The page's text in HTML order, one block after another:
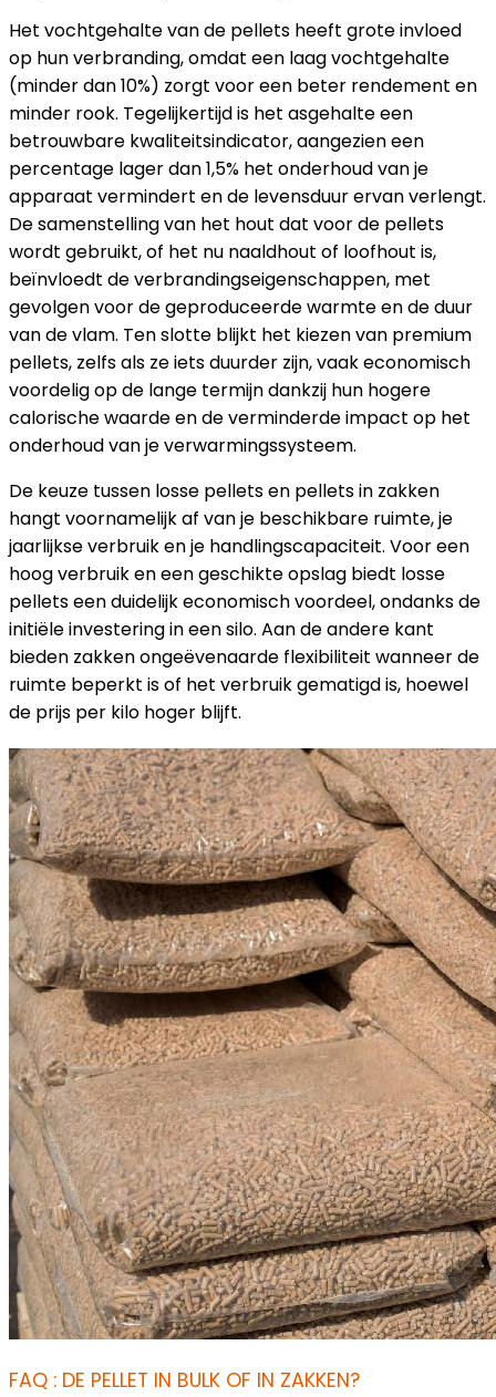
Het vochtgehalte van de pellets heeft grote invloed
op hun verbranding, omdat een laag vochtgehalte
(minder dan 10%) zorgt voor een beter rendement en
minder rook. Tegelijkertijd is het asgehalte een
betrouwbare kwaliteitsindicator, aangezien een
percentage lager dan 1,5% het onderhoud van je
apparaat vermindert en de levensduur ervan verlengt.
De samenstelling van het hout dat voor de pellets
wordt gebruikt, of het nu naaldhout of loofhout is,
beïnvloedt de verbrandingseigenschappen, met
gevolgen voor de geproduceerde warmte en de duur
van de vlam. Ten slotte blijkt het kiezen van premium
pellets, zelfs als ze iets duurder zijn, vaak economisch
voordelig op de lange termijn dankzij hun hogere
calorische waarde en de verminderde impact op het
onderhoud van je verwarmingssysteem.
De keuze tussen losse pellets en pellets in zakken
hangt voornamelijk af van je beschikbare ruimte, je
jaarlijkse verbruik en je handlingscapaciteit. Voor een
hoog verbruik en een geschikte opslag biedt losse
pellets een duidelijk economisch voordeel, ondanks de
initiële investering in een silo. Aan de andere kant
bieden zakken ongeëvenaarde flexibiliteit wanneer de
ruimte beperkt is of het verbruik gematigd is, hoewel
de prijs per kilo hoger blijft.
FAQ : DE PELLET IN BULK OF IN ZAKKEN?